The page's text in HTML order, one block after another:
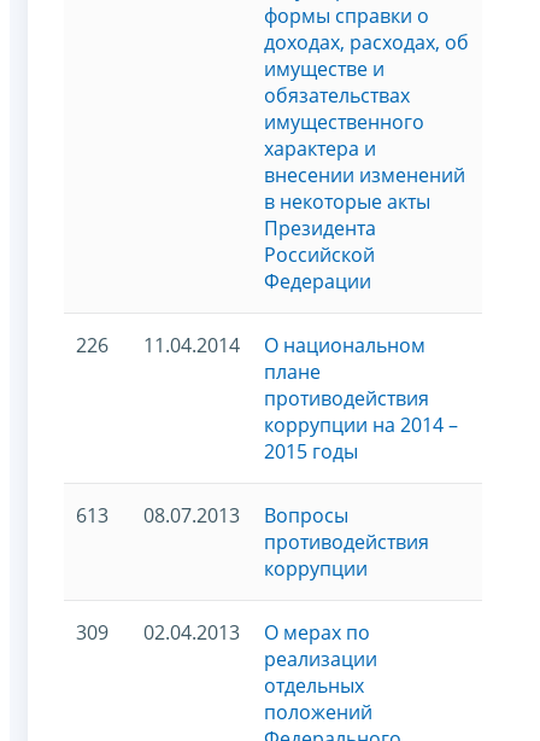
формы справки о
доходах, расходах, об
имуществе и
обязательствах
имущественного
характера и
внесении изменений
в некоторые акты
Президента
Российской
Федерации
226 11.04.2014
О национальном
плане
противодействия
коррупции на 2014 –
2015 годы
613 08.07.2013
Вопросы
противодействия
коррупции
309 02.04.2013
О мерах по
реализации
отдельных
положений